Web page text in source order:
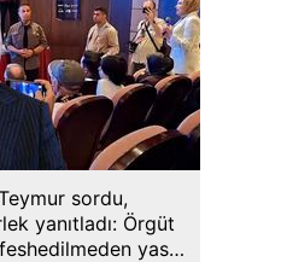
sordu,
yanıtladı: Örgüt
yasa